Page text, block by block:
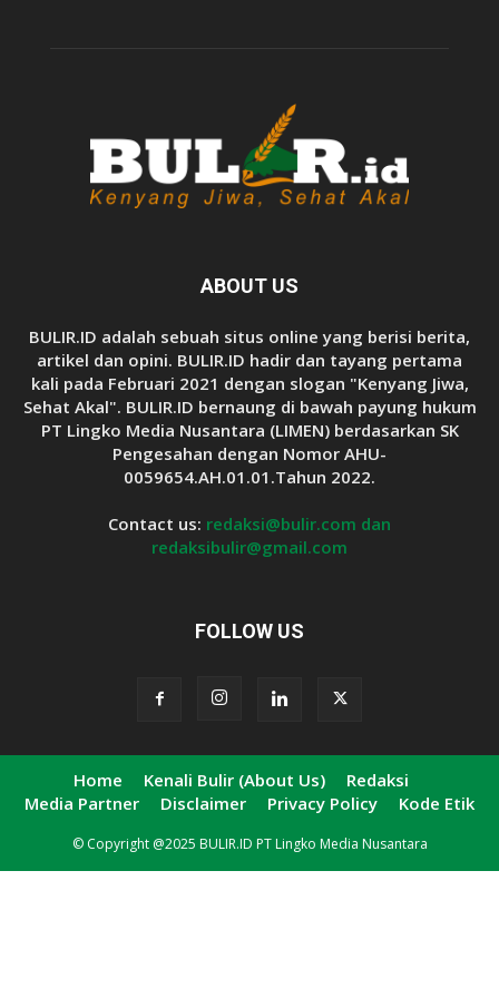
ABOUT US
BULIR.ID adalah sebuah situs online yang berisi berita,
artikel dan opini. BULIR.ID hadir dan tayang pertama
kali pada Februari 2021 dengan slogan "Kenyang Jiwa,
Sehat Akal". BULIR.ID bernaung di bawah payung hukum
PT Lingko Media Nusantara (LIMEN) berdasarkan SK
Pengesahan dengan Nomor AHU-
0059654.AH.01.01.Tahun 2022.
Contact us: redaksi@bulir.com dan
redaksibulir@gmail.com
FOLLOW US
Home Kenali Bulir (About Us)
Redaksi
Media Partner
Disclaimer Privacy Policy Kode Etik
© Copyright @2025 BULIR.ID PT Lingko Media Nusantara